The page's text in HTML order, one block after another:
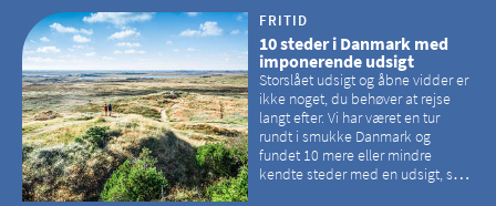
hvilke kirker, der er en omvej værd
FRITID
10 steder i Danmark med
imponerende udsigt
Storslået udsigt og åbne vidder er
ikke noget, du behøver at rejse
langt efter. Vi har været en tur
rundt i smukke Danmark og
fundet 10 mere eller mindre
kendte steder med en udsigt, som